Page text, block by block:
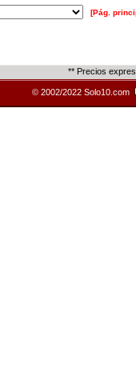
[Pág.
** Precios
© 2002/2022 Solo10.com